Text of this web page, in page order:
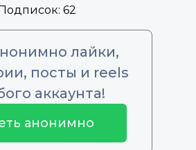
Подписок: 62
лайки,
посты и reels
аккаунта!
анонимно